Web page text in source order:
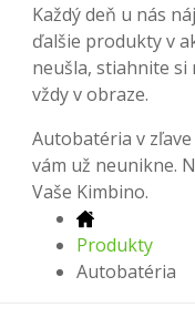
Každý deň u nás
ďalšie produkty v
neušla, stiahnite si
vždy v obraze.
Autobatéria v
vám už neunikne.
Vaše Kimbino.
Produkty
Autobatéria